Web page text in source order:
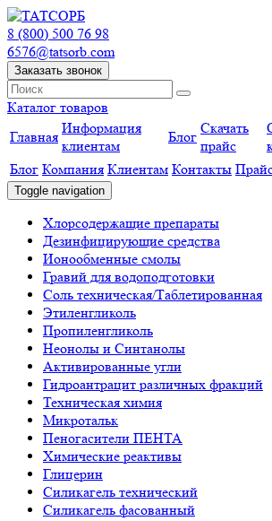
8 (800) 500 76 98
6576@tatsorb.com
Заказать звонок
Каталог товаров
Главная
Информация
клиентам
Блог
Скачать
прайс
Блог Компания Клиентам Контакты
Toggle navigation
Хлорсодержащие препараты
Дезинфицирующие средства
Ионообменные смолы
Гравий для водоподготовки
Соль техническая/Таблетированная
Этиленгликоль
Пропиленгликоль
Неонолы и Синтанолы
Активированные угли
Гидроантрацит различных фракций
Техническая химия
Микротальк
Пеногасители ПЕНТА
Химические реактивы
Глицерин
Силикагель технический
Силикагель фасованный